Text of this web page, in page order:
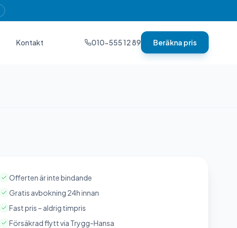
Kontakt 010-555 12 89 Beräkna pris
Offerten är inte bindande
Gratis avbokning 24h innan
Fast pris – aldrig timpris
Försäkrad flytt via Trygg-Hansa